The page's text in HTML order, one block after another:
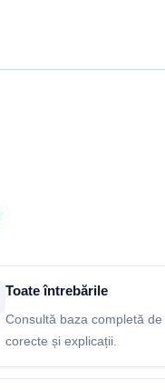
Toate întrebările
Consultă baza completă
corecte și explicații.